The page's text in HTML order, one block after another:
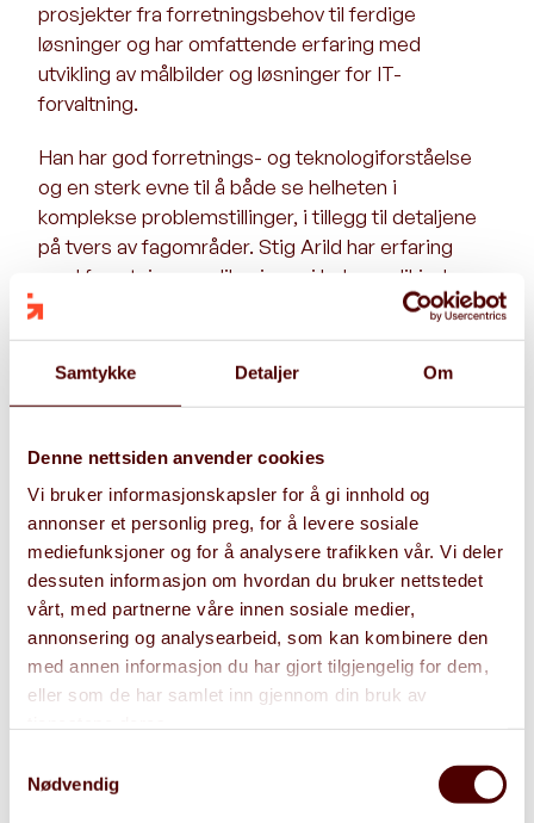
Samtykke Detaljer Om
Denne nettsiden anvender cookies
Vi bruker informasjonskapsler for å gi innhold og
annonser et personlig preg, for å levere sosiale
mediefunksjoner og for å analysere trafikken vår. Vi deler
dessuten informasjon om hvordan du bruker nettstedet
vårt, med partnerne våre innen sosiale medier,
annonsering og analysearbeid, som kan kombinere den
med annen informasjon du har gjort tilgjengelig for dem,
eller som de har samlet inn gjennom din bruk av
Nødvendig
prosjekter fra forretningsbehov til ferdige
løsninger og har omfattende erfaring med
utvikling av målbilder og løsninger for IT-
forvaltning.
Han har god forretnings- og teknologiforståelse
og en sterk evne til å både se helheten i
komplekse problemstillinger, i tillegg til detaljene
på tvers av fagområder. Stig Arild har erfaring
med forretningsapplikasjoner i hele verdikjeden
fra forsystemer og operasjonell systemstøtte til
økonomisystemer for regnskap (inkludert moduler
for anlegg, fakturering, HR, lønn, prosjektstyring),
rapportering og analyse, som datavarehus,
integrasjonsplattformer, analytiske applikasjoner
og rapporteringsverktøy.
Stig Arild er strukturert, analytisk og dyktig på
kommunikasjon av komplekse sammenhenger.
Hans spisskompetanse er tilpasning av prosesser,
data, system og informasjonsflyt for å støtte opp
om forretningsbehov.
stigarild.nes@gritera.com